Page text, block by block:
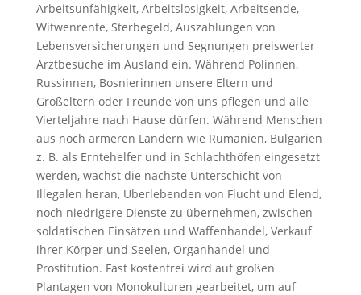
Arbeitsunfähigkeit, Arbeitslosigkeit, Arbeitsende,
Witwenrente, Sterbegeld, Auszahlungen von
Lebensversicherungen und Segnungen preiswerter
Arztbesuche im Ausland ein. Während Polinnen,
Russinnen, Bosnierinnen unsere Eltern und
Großeltern oder Freunde von uns pflegen und alle
Vierteljahre nach Hause dürfen. Während Menschen
aus noch ärmeren Ländern wie Rumänien, Bulgarien
z. B. als Erntehelfer und in Schlachthöfen eingesetzt
werden, wächst die nächste Unterschicht von
Illegalen heran, Überlebenden von Flucht und Elend,
noch niedrigere Dienste zu übernehmen, zwischen
soldatischen Einsätzen und Waffenhandel, Verkauf
ihrer Körper und Seelen, Organhandel und
Prostitution. Fast kostenfrei wird auf großen
Plantagen von Monokulturen gearbeitet, um auf